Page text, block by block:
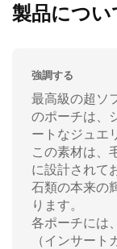
製品につい
強調する
最高級の超ソ
のポーチは、
ートなジュエ
この素材は、
に設計されて
石類の本来の
ります。
各ポーチには
（インサー